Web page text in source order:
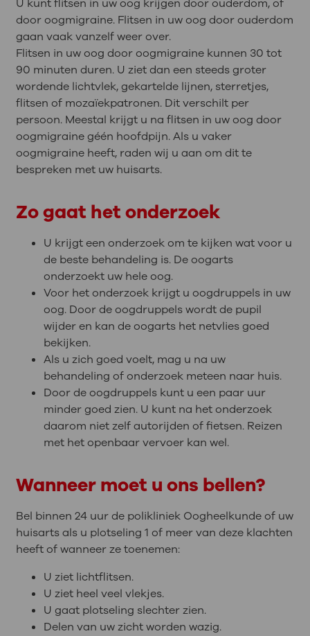
U kunt flitsen in uw oog krijgen door ouderdom, of
door oogmigraine. Flitsen in uw oog door ouderdom
gaan vaak vanzelf weer over.
Flitsen in uw oog door oogmigraine kunnen 30 tot
90 minuten duren. U ziet dan een steeds groter
wordende lichtvlek, gekartelde lijnen, sterretjes,
flitsen of mozaïekpatronen. Dit verschilt per
persoon. Meestal krijgt u na flitsen in uw oog door
oogmigraine géén hoofdpijn. Als u vaker
oogmigraine heeft, raden wij u aan om dit te
bespreken met uw huisarts.
Zo gaat het onderzoek
U krijgt een onderzoek om te kijken wat voor u
de beste behandeling is. De oogarts
onderzoekt uw hele oog.
Voor het onderzoek krijgt u oogdruppels in uw
oog. Door de oogdruppels wordt de pupil
wijder en kan de oogarts het netvlies goed
bekijken.
Als u zich goed voelt, mag u na uw
behandeling of onderzoek meteen naar huis.
Door de oogdruppels kunt u een paar uur
minder goed zien. U kunt na het onderzoek
daarom niet zelf autorijden of fietsen. Reizen
met het openbaar vervoer kan wel.
Wanneer moet u ons bellen?
Bel binnen 24 uur de polikliniek Oogheelkunde of uw
huisarts als u plotseling 1 of meer van deze klachten
heeft of wanneer ze toenemen:
U ziet lichtflitsen.
U ziet heel veel vlekjes.
U gaat plotseling slechter zien.
Delen van uw zicht worden wazig.